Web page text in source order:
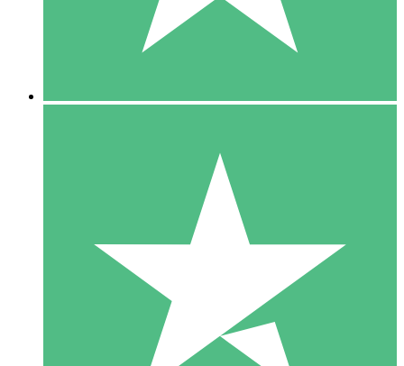
10 Nedladdningar
20 00